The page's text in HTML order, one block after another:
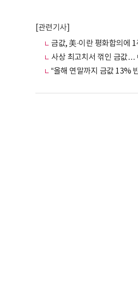
[관련기사]
금값, 美·이란 평화합의에
사상 최고치서 꺾인 금값…
“올해 연말까지 금값 13%